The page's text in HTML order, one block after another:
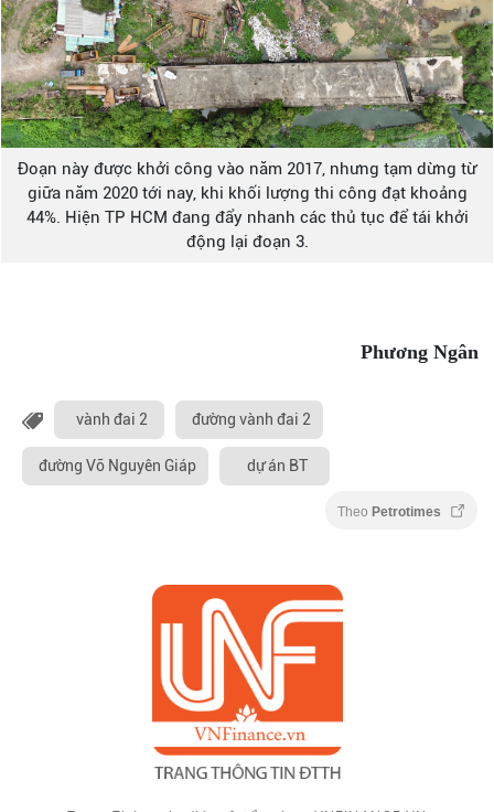
Đoạn này được khởi công vào năm 2017, nhưng tạm dừng từ
giữa năm 2020 tới nay, khi khối lượng thi công đạt khoảng
44%. Hiện TP HCM đang đẩy nhanh các thủ tục để tái khởi
động lại đoạn 3.
Phương Ngân
vành đai 2 đường vành đai 2
đường Võ Nguyên Giáp dự án BT
Theo Petrotimes